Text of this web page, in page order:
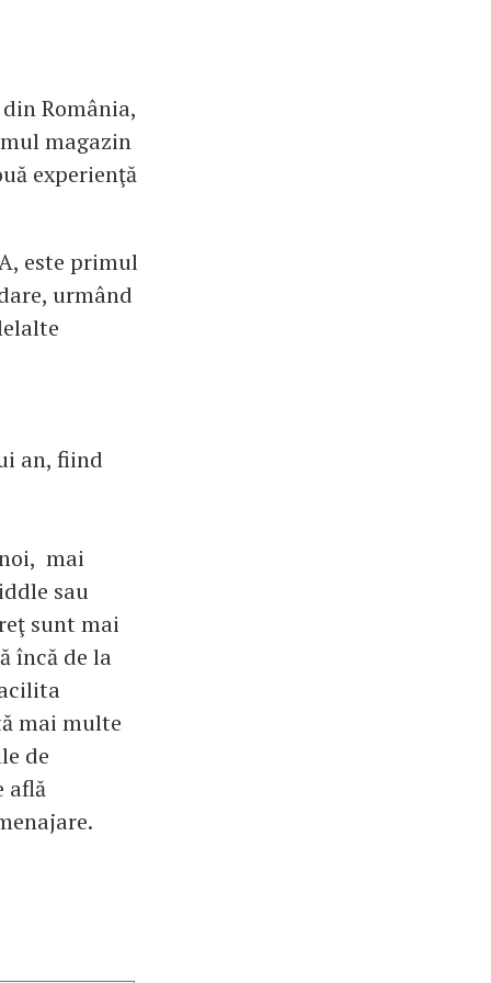
România,
magazin
experienţă
este primul
urmând
an, fiind
mai
sau
sunt mai
încă de la
mai multe
de
află